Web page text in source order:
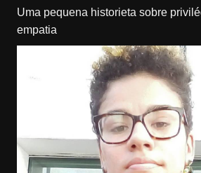
Uma pequena historieta sobre
empatia